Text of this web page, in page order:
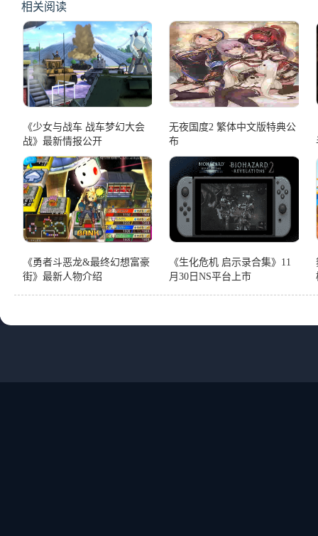
相关阅读
《少女与战车 战车梦幻大会
战》最新情报公开
无夜国度2 繁体中文版特典公
布
《勇者斗恶龙&最终幻想富豪
街》最新人物介绍
《生化危机 启示录合集》11
月30日NS平台上市